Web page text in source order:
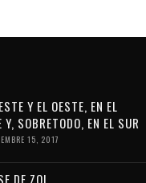
Y EL OESTE, EN EL
Y, SOBRETODO, EN EL SUR
15, 2017
DE ZOL